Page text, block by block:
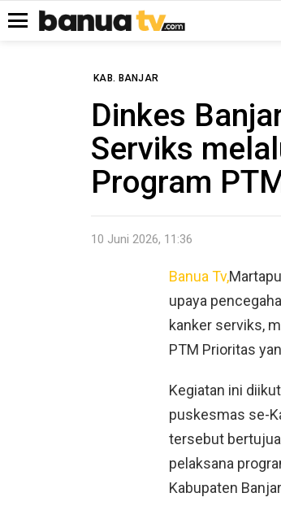
KAB. BANJAR
Dinkes
Serviks
Program
10 Juni 2026, 11:36
Banua Tv,
upaya
kanker serviks,
PTM Prioritas
Kegiatan ini
puskesmas se-
tersebut
pelaksana
Kabupaten